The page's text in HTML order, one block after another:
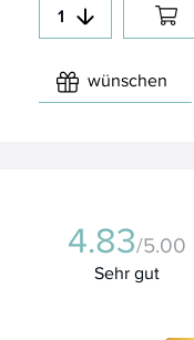
wünschen
4.83/5.00
Sehr gut